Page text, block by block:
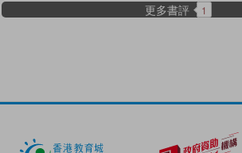
更多書評 1